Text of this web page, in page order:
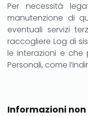
Per necessità
manutenzione di
eventuali servizi
raccogliere Log di
le interazioni e che
Personali, come
Informazioni